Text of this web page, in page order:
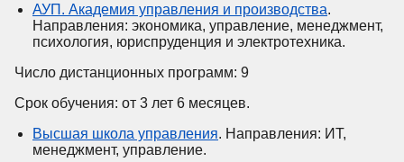
АУП. Академия управления и производства.
Направления: экономика, управление, менеджмент,
психология, юриспруденция и электротехника.
Число дистанционных программ: 9
Срок обучения: от 3 лет 6 месяцев.
Высшая школа управления. Направления: ИТ,
менеджмент, управление.